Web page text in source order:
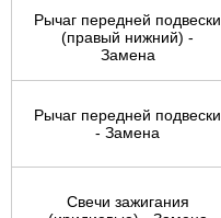
Рычаг передней подвески
(правый нижний) -
Замена
Рычаг передней подвески
- Замена
Свечи зажигания